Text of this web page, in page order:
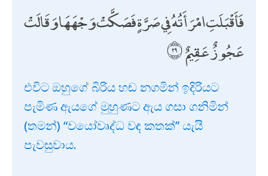
فَأَقْبَلَتِ امْرَأَتُهُ فِي صَرَّةٍ فَصَكَّتْ وَجْهَهَا وَقَالَتْ
عَجُوزٌ عَقِيمٌ
එවිට ඔහුගේ බිරිය හඬ නගමින් ඉදිරියට
පැමිණ ඇයගේ මුහුණට ඇය ගසා ගනිමින්
(තමන්) “වයෝවෘද්ධ වඳ කතක්” යැයි
පැවසුවාය.